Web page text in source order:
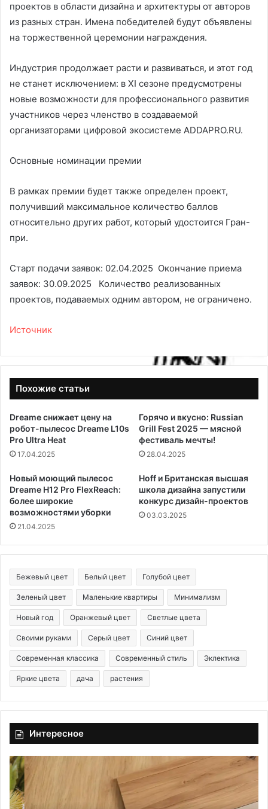
проектов в области дизайна и архитектуры от авторов
из разных стран. Имена победителей будут объявлены
на торжественной церемонии награждения.
Индустрия продолжает расти и развиваться, и этот год
не станет исключением: в XI сезоне предусмотрены
новые возможности для профессионального развития
участников через членство в создаваемой
организаторами цифровой экосистеме ADDAPRO.RU.
Основные номинации премии
В рамках премии будет также определен проект,
получивший максимальное количество баллов
относительно других работ, который удостоится Гран-
при.
Старт подачи заявок: 02.04.2025 Окончание приема
заявок: 30.09.2025 Количество реализованных
проектов, подаваемых одним автором, не ограничено.
Источник
Похожие статьи
Dreame снижает цену на
робот-пылесос Dreame L10s
Pro Ultra Heat
17.04.2025
Горячо и вкусно: Russian
Grill Fest 2025 — мясной
фестиваль мечты!
28.04.2025
Новый моющий пылесос
Dreame H12 Pro FlexReach:
более широкие
возможностями уборки
21.04.2025
Hoff и Британская высшая
школа дизайна запустили
конкурс дизайн-проектов
03.03.2025
Бежевый цвет Белый цвет Голубой цвет
Зеленый цвет Маленькие квартиры Минимализм
Новый год Оранжевый цвет Светлые цвета
Своими руками Серый цвет Синий цвет
Современная классика Современный стиль Эклектика
Яркие цвета дача растения
Интересное
П
а
р
к